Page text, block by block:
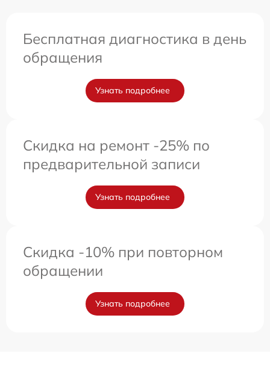
Бесплатная диагностика в день
обращения
Узнать подробнее
Скидка на ремонт -25% по
предварительной записи
Узнать подробнее
Скидка -10% при повторном
обращении
Узнать подробнее